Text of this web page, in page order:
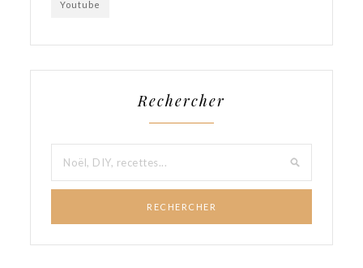
Youtube
Rechercher
RECHERCHER